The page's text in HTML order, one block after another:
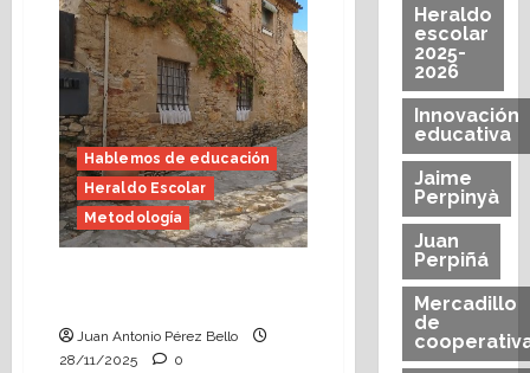
Hablemos de educación
Heraldo Escolar
Metodología
Juan Antonio Pérez Bello
28/11/2025
0
Heraldo
escolar
2025-
2026
Innovación
educativa
Jaime
Perpinyà
Juan
Perpiñá
Mercadillo
de